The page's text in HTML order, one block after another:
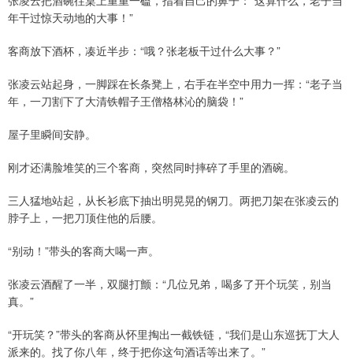
年干过惊天动地的大事！”
客商放下酒杯，凑近半步：“哦？张老板干过什么大事？”
张凌云站起身，一脚踩在长条凳上，右手在半空中用力一挥：“老子当
年，一刀割下了大清铁帽子王僧格林沁的脑袋！”
屋子里瞬间安静。
刚才还满脸堆笑的三个客商，突然同时摔碎了手里的酒碗。
三人猛地站起，从长衫底下抽出明晃晃的钢刀。两把刀架在张凌云的
脖子上，一把刀顶住他的后腰。
“别动！”带头的客商大喝一声。
张凌云酒醒了一半，双腿打颤：“几位兄弟，喝多了开个玩笑，别当
真。”
“开玩笑？”带头的客商从怀里掏出一截铁链，“我们是山东巡抚丁大人
派来的。找了你八年，终于把你这句酒话等出来了。”